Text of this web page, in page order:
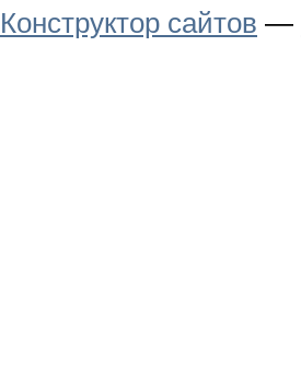
Конструктор сайтов —